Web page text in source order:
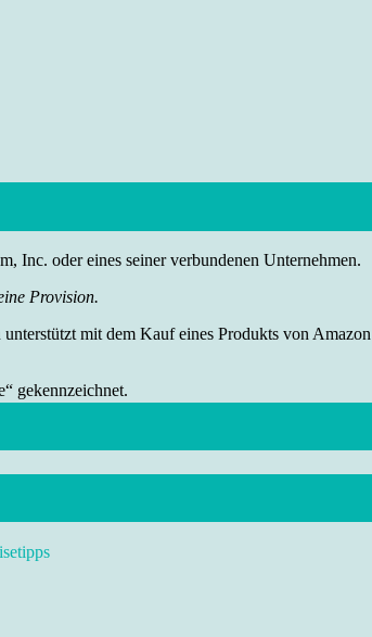
Inc. oder eines seiner verbundenen Unternehmen.
Provision.
mit dem Kauf eines Produkts von
gekennzeichnet.